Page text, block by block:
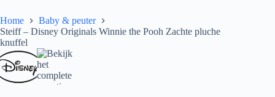
Home
Baby & peuter
Steiff – Disney Originals Winnie the Pooh Zachte pluche
knuffel